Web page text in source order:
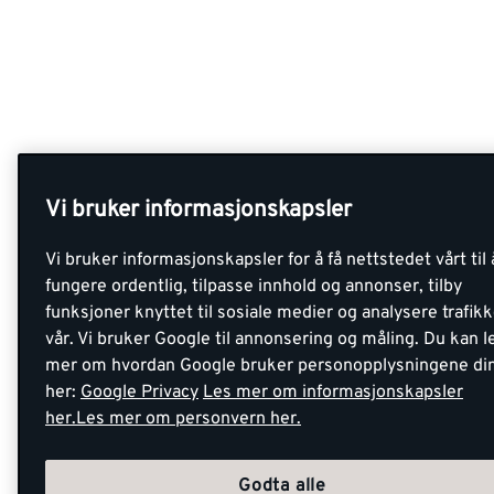
Vi bruker informasjonskapsler
Vi bruker informasjonskapsler for å få nettstedet vårt til
fungere ordentlig, tilpasse innhold og annonser, tilby
funksjoner knyttet til sosiale medier og analysere
vår. Vi bruker Google til annonsering og måling. Du kan
mer om hvordan Google bruker personopplysningene
her: Google Privacy Les mer om informasjonskapsler
her.Les mer om personvern her.
Godta alle